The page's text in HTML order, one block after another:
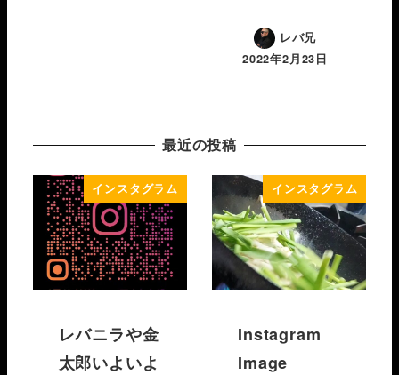
レバ兄
2022年2月23日
最近の投稿
インスタグラム
レバニラや金
太郎いよいよ
インスタグラム
Instagram
Image